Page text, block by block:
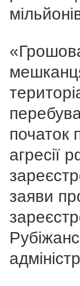
початок
агресії
заяви